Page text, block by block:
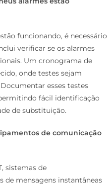
funcionando, é necessário
verificar se os alarmes
Um cronograma de
onde testes sejam
esses testes
fácil identificação
de substituição.
de comunicação
sistemas de
de mensagens instantâneas